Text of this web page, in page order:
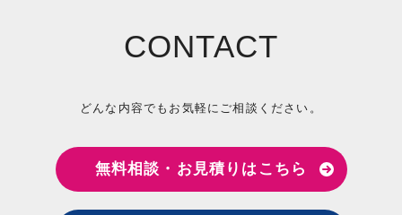
CONTACT
どんな内容でもお気軽にご相談ください。
無料相談・お見積りはこちら